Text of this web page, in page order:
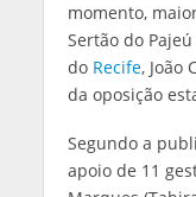
momento,
Sertão do
do Recife, João
da oposição
Segundo a
apoio de 11